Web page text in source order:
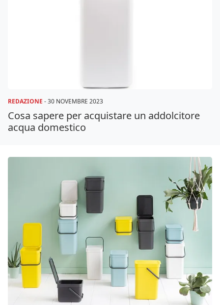
REDAZIONE -30 NOVEMBRE 2023
Cosa sapere per acquistare un addolcitore
acqua domestico